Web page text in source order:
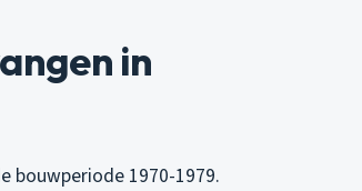
in
bouwperiode 1970-1979.